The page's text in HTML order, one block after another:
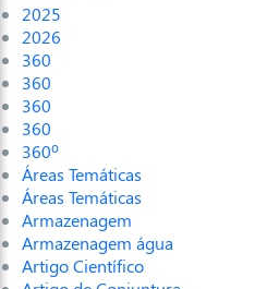
2025
2026
360
360
360
360
360º
Áreas Temáticas
Áreas Temáticas
Armazenagem
Armazenagem água
Artigo Científico